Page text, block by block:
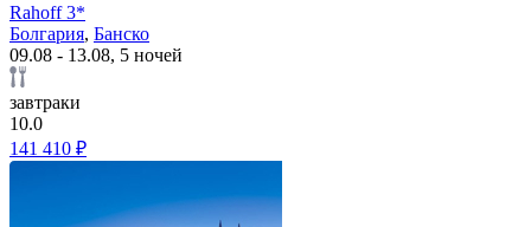
Rahoff 3*
Болгария, Банско
09.08 - 13.08, 5 ночей
завтраки
10.0
141 410 ₽